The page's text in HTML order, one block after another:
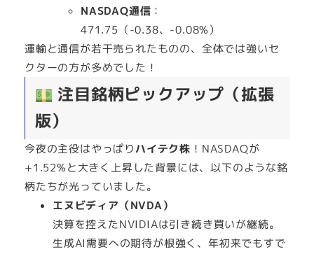
NASDAQ通信 ：
471.75（-0.38、-0.08%）
運輸と通信が若干売られたものの、全体では強いセ
クターの方が多めでした！
注目銘柄ピックアップ（拡張
版）
今夜の主役はやっぱりハイテク株 ！NASDAQが
+1.52%と大きく上昇した背景には、以下のような銘
柄たちが光っていました。
エヌビディア（NVDA）
決算を控えたNVIDIAは引き続き買いが継続。
生成AI需要への期待が根強く、年初来でもすで